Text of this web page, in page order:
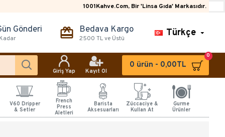
1001Kahve.Com, Bir 'Linsa Gıda' Markasıdır.
Gönderi Bedava Kargo
2500 TL ve Üstü
Türkçe
Giriş Yap Kayıt Ol
0 ürün - 0,00TL
0
V60 Dripper
& Setler
French
Press
Aletleri
Barista
Aksesuarları
Züccaciye &
Kullan At
Gurme
Ürünler